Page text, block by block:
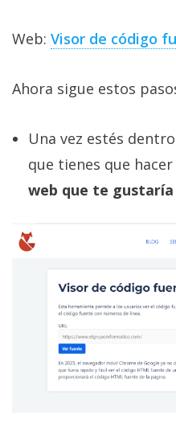
Web: Visor de código
Ahora sigue estos
Una vez estés
que tienes que hacer
web que te